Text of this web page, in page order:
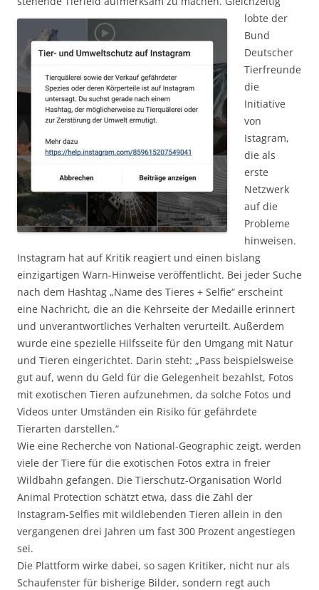
lobte der
Bund
Deutscher
Tierfreunde
die
Initiative
von
Istagram,
die als
erste
Netzwerk
auf die
Probleme
hinweisen.
Instagram hat auf Kritik reagiert und einen bislang
einzigartigen Warn-Hinweise veröffentlicht. Bei jeder Suche
nach dem Hashtag „Name des Tieres + Selfie“ erscheint
eine Nachricht, die an die Kehrseite der Medaille erinnert
und unverantwortliches Verhalten verurteilt. Außerdem
wurde eine spezielle Hilfsseite für den Umgang mit Natur
und Tieren eingerichtet. Darin steht: „Pass beispielsweise
gut auf, wenn du Geld für die Gelegenheit bezahlst, Fotos
mit exotischen Tieren aufzunehmen, da solche Fotos und
Videos unter Umständen ein Risiko für gefährdete
Tierarten darstellen.“
Wie eine Recherche von National-Geographic zeigt, werden
viele der Tiere für die exotischen Fotos extra in freier
Wildbahn gefangen. Die Tierschutz-Organisation World
Animal Protection schätzt etwa, dass die Zahl der
Instagram-Selfies mit wildlebenden Tieren allein in den
vergangenen drei Jahren um fast 300 Prozent angestiegen
sei.
Die Plattform wirke dabei, so sagen Kritiker, nicht nur als
Schaufenster für bisherige Bilder, sondern regt auch